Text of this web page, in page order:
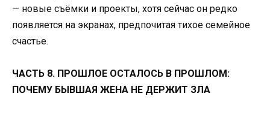
— новые съёмки и проекты, хотя сейчас он редко
появляется на экранах, предпочитая тихое семейное
счастье.
ЧАСТЬ 8. ПРОШЛОЕ ОСТАЛОСЬ В ПРОШЛОМ:
ПОЧЕМУ БЫВШАЯ ЖЕНА НЕ ДЕРЖИТ ЗЛА